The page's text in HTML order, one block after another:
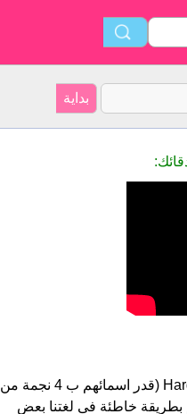
Hardeep هو اسم فتاة. على موقعنا 3 الأشخاص بأسم Hardeep (قدر اسمائهم ب 4 نجمة من
بطريقة خاطئة فى لغتنا بعض